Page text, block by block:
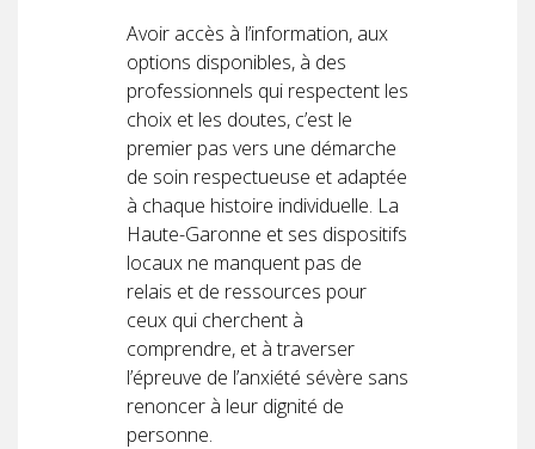
Avoir accès à l’information, aux
options disponibles, à des
professionnels qui respectent les
choix et les doutes, c’est le
premier pas vers une démarche
de soin respectueuse et adaptée
à chaque histoire individuelle. La
Haute-Garonne et ses dispositifs
locaux ne manquent pas de
relais et de ressources pour
ceux qui cherchent à
comprendre, et à traverser
l’épreuve de l’anxiété sévère sans
renoncer à leur dignité de
personne.